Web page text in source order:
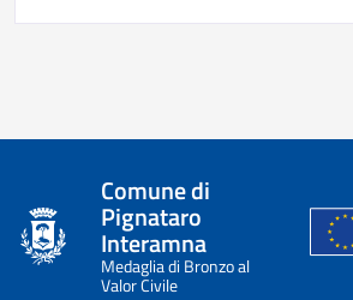
Comune di
Pignataro
Interamna
Medaglia di Bronzo al
Valor Civile